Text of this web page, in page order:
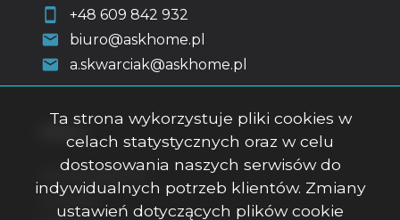
+48 609 842 932
biuro@askhome.pl
a.skwarciak@askhome.pl
Strona główna
O firmie
Ta strona wykorzystuje pliki cookies w
celach statystycznych oraz w celu
dostosowania naszych serwisów do
indywidualnych potrzeb klientów. Zmiany
ustawień dotyczących plików cookie